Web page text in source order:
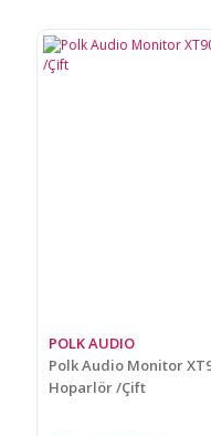
POLK AUDIO
Polk Audio Monitor
Hoparlör /Çift